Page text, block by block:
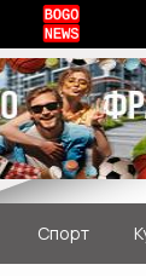
Спорт